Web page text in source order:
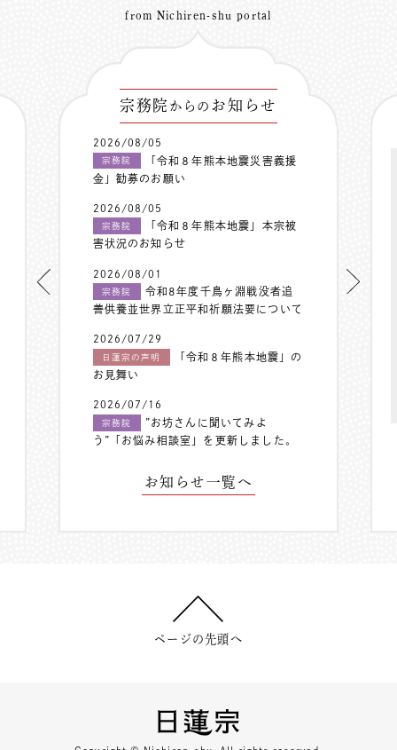
from Nichiren-shu portal
宗務院 からの お知らせ
2026/08/05
宗務院
「令和８年熊本地震災害義援
金」勧募のお願い
2026/08/05
宗務院
「令和８年熊本地震」本宗被
害状況のお知らせ
2026/08/01
宗務院
令和8年度千鳥ヶ淵戦没者追
善供養並世界立正平和祈願法要について
2026/07/29
日蓮宗の声明
「令和８年熊本地震」の
お見舞い
2026/07/16
宗務院
”お坊さんに聞いてみよ
う”「お悩み相談室」を更新しました。
お知らせ一覧へ
ページの先頭へ